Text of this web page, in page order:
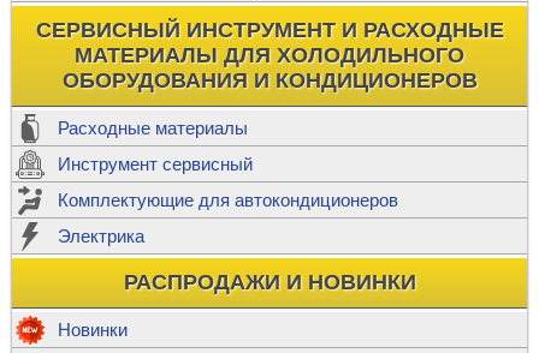
СЕРВИСНЫЙ ИНСТРУМЕНТ И РАСХОДНЫЕ
МАТЕРИАЛЫ ДЛЯ ХОЛОДИЛЬНОГО
ОБОРУДОВАНИЯ И КОНДИЦИОНЕРОВ
Расходные материалы
Инструмент сервисный
Комплектующие для автокондиционеров
Электрика
РАСПРОДАЖИ И НОВИНКИ
Новинки